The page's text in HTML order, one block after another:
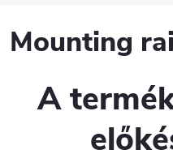
Mounting
A